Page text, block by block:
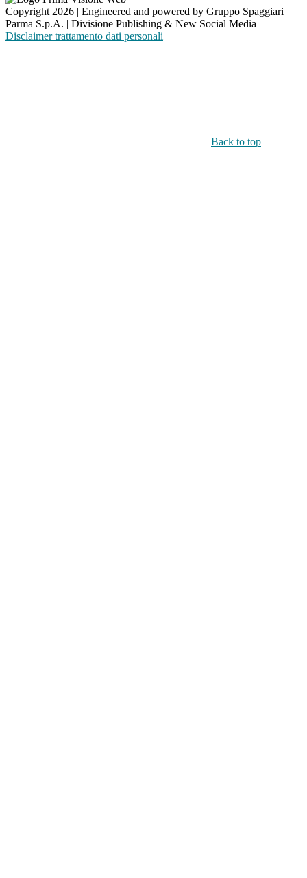
Copyright 2026 | Engineered and powered by Gruppo Spaggiari
Parma S.p.A. | Divisione Publishing & New Social Media
Disclaimer trattamento dati personali
Back to top